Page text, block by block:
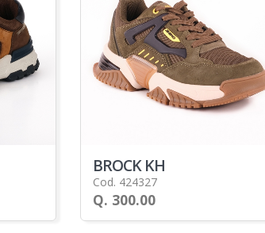
BROCK KH
Cod. 424327
Q. 300.00